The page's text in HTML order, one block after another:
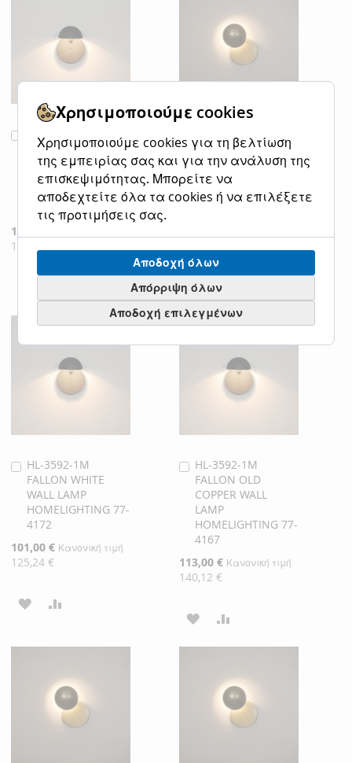
ΕΠΙΘΥΜΙΏΝ
FALLON RUSTY
BROWN WALL
LAMP
HOMELIGHTING 77-
Ειδική
Τιμή
101,00 €
125,24 €
Προσθήκη
στο
Καλάθι
ΕΠΙΘΥΜΙΏΝ
WHITE WALL LAMP
HOMELIGHTING 77-
4159
Ειδική
90,00 € Κανονική τιμή
Προσθήκη
στο
Καλάθι
ΠΡΟΣΘΉΚΗ
ΣΤΗ
ΛΊΣΤΑΣΎΓΚΡΙΣΗ
HL-3592-1M
FALLON WHITE
WALL LAMP
HOMELIGHTING 77-
4172
Ειδική
Τιμή
101,00 € Κανονική τιμή
125,24 €
Προσθήκη
στο
Καλάθι
ΠΡΟΣΘΉΚΗ
ΕΠΙΘΥΜΙΏΝ
HL-3592-1M
FALLON OLD
COPPER WALL
LAMP
HOMELIGHTING 77-
4167
Ειδική
Τιμή
113,00 € Κανονική τιμή
140,12 €
Προσθήκη
στο
Καλάθι
ΠΡΟΣΘΉΚΗ
ΣΤΗ
ΕΠΙΘΥΜΙΏΝ
ΓΙΑ
Χρησιμοποιούμε cookies
Χρησιμοποιούμε cookies για τη βελτίωση
της εμπειρίας σας και για την ανάλυση της
επισκεψιμότητας. Μπορείτε να
αποδεχτείτε όλα τα cookies ή να επιλέξετε
τις προτιμήσεις σας.
Αποδοχή όλων
Απόρριψη όλων
Αποδοχή επιλεγμένων